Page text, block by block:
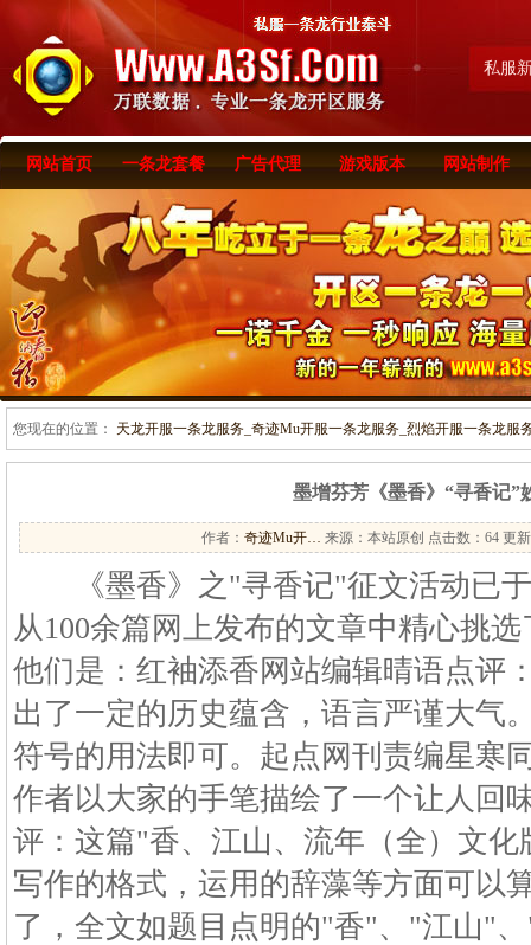
私服
网站首页 一条龙套餐 广告代理 游戏版本 网站制作
您现在的位置： 天龙开服一条龙服务_奇迹Mu开服一条龙服务_烈焰开服一条龙服
墨增芬芳《墨香》“寻香记”
作者： 奇迹Mu开… 来源：本站原创 点击数： 64 更
《墨香》之"寻香记"征文活动已于
从100余篇网上发布的文章中精心挑
他们是：红袖添香网站编辑晴语点评
出了一定的历史蕴含，语言严谨大气
符号的用法即可。起点网刊责编星寒
作者以大家的手笔描绘了一个让人回
评：这篇"香、江山、流年（全）文
写作的格式，运用的辞藻等方面可以
了，全文如题目点明的"香"、"江山"